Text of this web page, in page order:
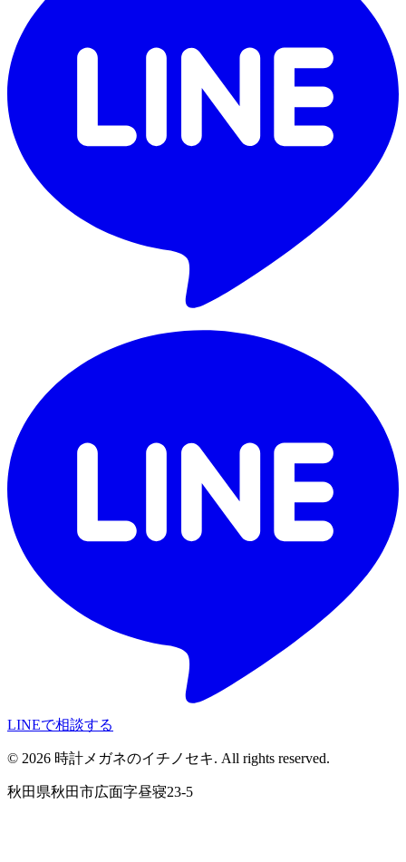
LINEで相談する
© 2026 時計メガネのイチノセキ. All rights reserved.
秋田県秋田市広面字昼寝23-5